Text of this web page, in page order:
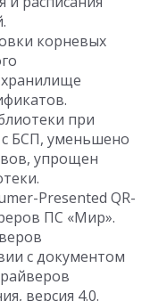
корневых
при
БСП, уменьшено
упрощен
Presented QR-
ПС «Мир».
с документом
версия 4.0.